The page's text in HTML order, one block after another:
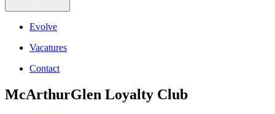
Evolve
Vacatures
Contact
McArthurGlen Loyalty Club